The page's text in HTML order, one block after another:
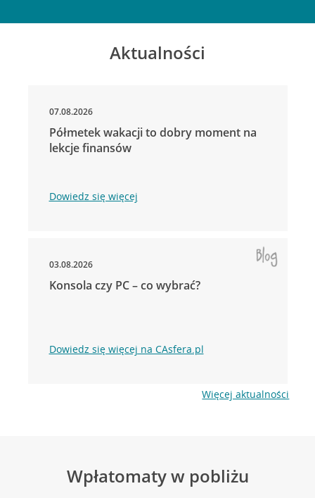
Aktualności
07.08.2026
Półmetek wakacji to dobry moment na
lekcje finansów
Dowiedz się więcej
03.08.2026
Konsola czy PC – co wybrać?
Dowiedz się więcej na CAsfera.pl
Więcej aktualności
Wpłatomaty w pobliżu